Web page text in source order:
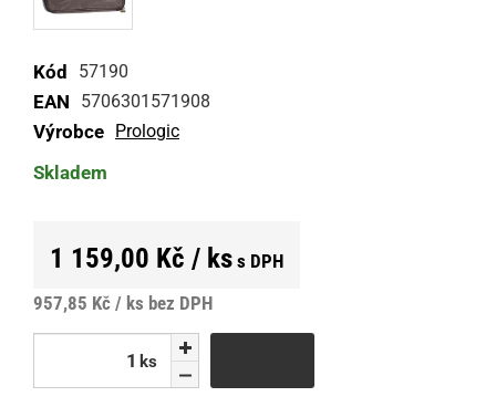
Kód 57190
EAN 5706301571908
Výrobce Prologic
Skladem
1 159,00 Kč / ks s DPH
957,85 Kč / ks bez DPH
ks
ks